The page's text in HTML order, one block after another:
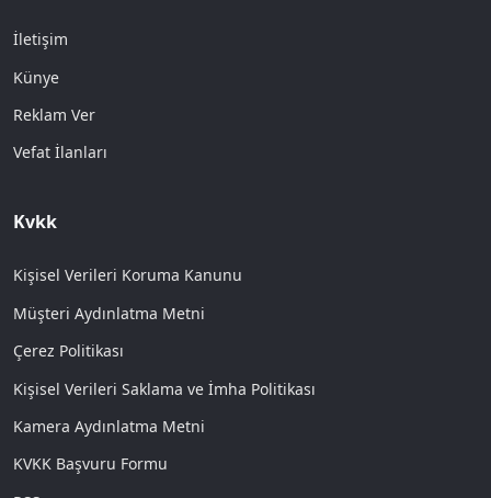
İletişim
Künye
Reklam Ver
Vefat İlanları
Kvkk
Kişisel Verileri Koruma Kanunu
Müşteri Aydınlatma Metni
Çerez Politikası
Kişisel Verileri Saklama ve İmha Politikası
Kamera Aydınlatma Metni
KVKK Başvuru Formu